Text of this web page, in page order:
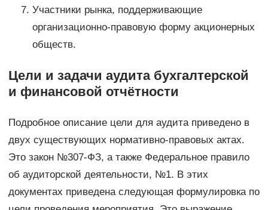
Участники рынка, поддерживающие
организационно-правовую форму акционерных
обществ.
Цели и задачи аудита бухгалтерской
и финансовой отчётности
Подробное описание цели для аудита приведено в
двух существующих нормативно-правовых актах.
Это закон №307-ФЗ, а также Федеральное правило
об аудиторской деятельности, №1. В этих
документах приведена следующая формулировка по